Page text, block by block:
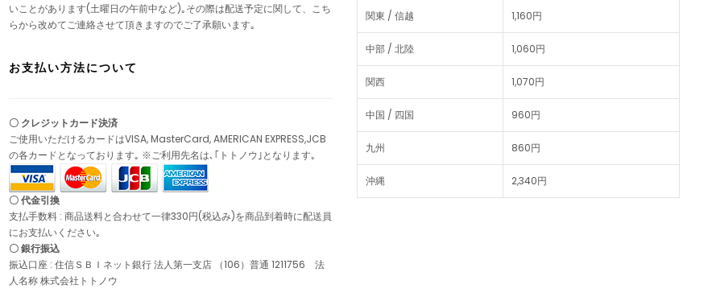
いことがあります(土曜日の午前中など)｡その際は配送予定に関して、こち
らから改めてご連絡させて頂きますのでご了承願います｡
お支払い方法について
〇 クレジットカード決済
ご使用いただけるカードはVISA, MasterCard, AMERICAN EXPRESS,JCB
の各カードとなっております｡ ※ご利用先名は､｢トトノウ｣となります｡
〇 代金引換
支払手数料 : 商品送料と合わせて一律330円(税込み)を商品到着時に配送員
にお支払いください｡
〇 銀行振込
振込口座 : 住信ＳＢＩネット銀行 法人第一支店 （106）普通 1211756 法
人名称 株式会社トトノウ
関東 / 信越 1,160円
中部 / 北陸 1,060円
関西 1,070円
中国 / 四国 960円
九州 860円
沖縄 2,340円